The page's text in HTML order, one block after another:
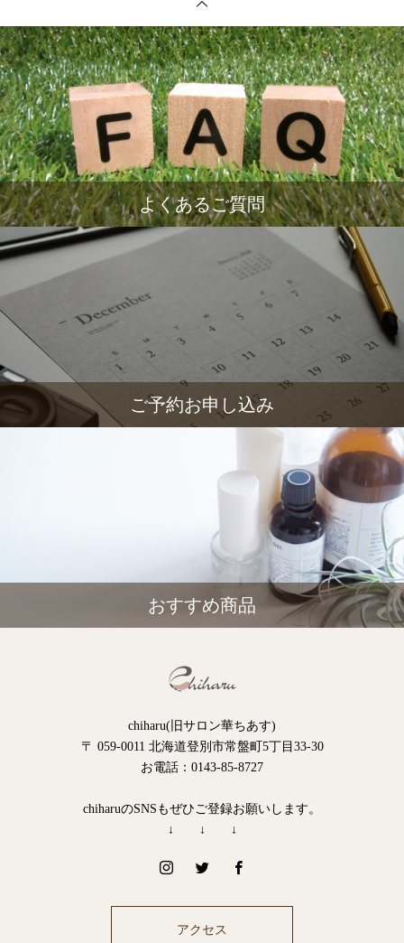
よくあるご質問
ご予約お申し込み
おすすめ商品
chiharu(旧サロン華ちあす)
〒 059-0011 北海道登別市常盤町5丁目33-30
お電話：0143-85-8727
chiharuのSNSもぜひご登録お願いします。
↓ ↓ ↓
アクセス